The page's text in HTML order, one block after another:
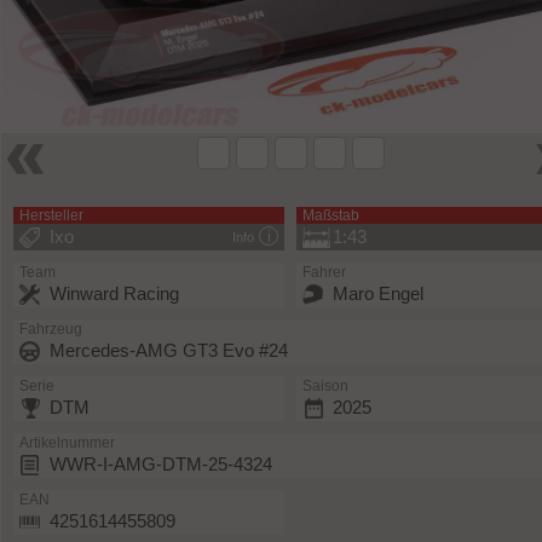
Hersteller
Info
Ixo
Maßstab
1:43
Team
Winward Racing
Fahrer
Maro Engel
Fahrzeug
Mercedes-AMG GT3 Evo #24
Serie
DTM
Saison
2025
Artikelnummer
WWR-I-AMG-DTM-25-4324
EAN
4251614455809